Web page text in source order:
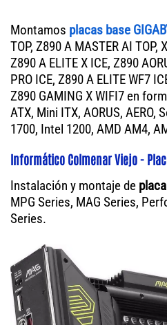
Montamos placas base
TOP, Z890 A MASTER AI TOP,
Z890 A ELITE X ICE, Z890
PRO ICE, Z890 A ELITE WF7
Z890 GAMING X WIFI7 en
ATX, Mini ITX, AORUS,
1700, Intel 1200, AMD AM4,
Informático Colmenar Viejo -
Instalación y montaje de
MPG Series, MAG Series,
Series.